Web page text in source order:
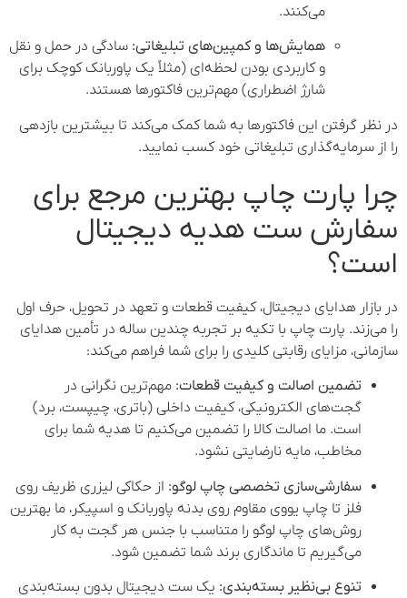
می‌کنند.
همایش‌ها و کمپین‌های تبلیغاتی: سادگی در حمل و نقل
و کاربردی بودن لحظه‌ای (مثلاً یک پاوربانک کوچک برای
شارژ اضطراری) مهم‌ترین فاکتورها هستند.
در نظر گرفتن این فاکتورها به شما کمک می‌کند تا بیشترین بازدهی
را از سرمایه‌گذاری تبلیغاتی خود کسب نمایید.
چرا پارت چاپ بهترین مرجع برای
سفارش ست هدیه دیجیتال
است؟
در بازار هدایای دیجیتال، کیفیت قطعات و تعهد در تحویل، حرف اول
را می‌زند. پارت چاپ با تکیه بر تجربه چندین ساله در تأمین هدایای
سازمانی، مزایای رقابتی کلیدی را برای شما فراهم می‌کند:
تضمین اصالت و کیفیت قطعات: مهم‌ترین نگرانی در
گجت‌های الکترونیکی، کیفیت داخلی (باتری، چیپست، برد)
است. ما اصالت کالا را تضمین می‌کنیم تا هدیه شما برای
مخاطب، مایه نارضایتی نشود.
سفارشی‌سازی تخصصی چاپ لوگو: از حکاکی لیزری ظریف روی
فلز تا چاپ یووی مقاوم روی بدنه پاوربانک و اسپیکر، ما بهترین
روش‌های چاپ لوگو را متناسب با جنس هر گجت به کار
می‌گیریم تا ماندگاری برند شما تضمین شود.
تنوع بی‌نظیر بسته‌بندی: یک ست دیجیتال بدون بسته‌بندی